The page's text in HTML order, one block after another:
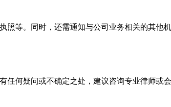
等。同时，还需通知与公司业务相关的其他
何疑问或不确定之处，建议咨询专业律师或